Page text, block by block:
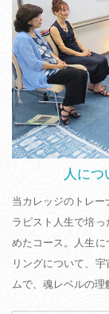
人につ
当カレッジのトレ
ラピスト人生で培
めたコース。人生
リングについて、
ムで、魂レベルの理